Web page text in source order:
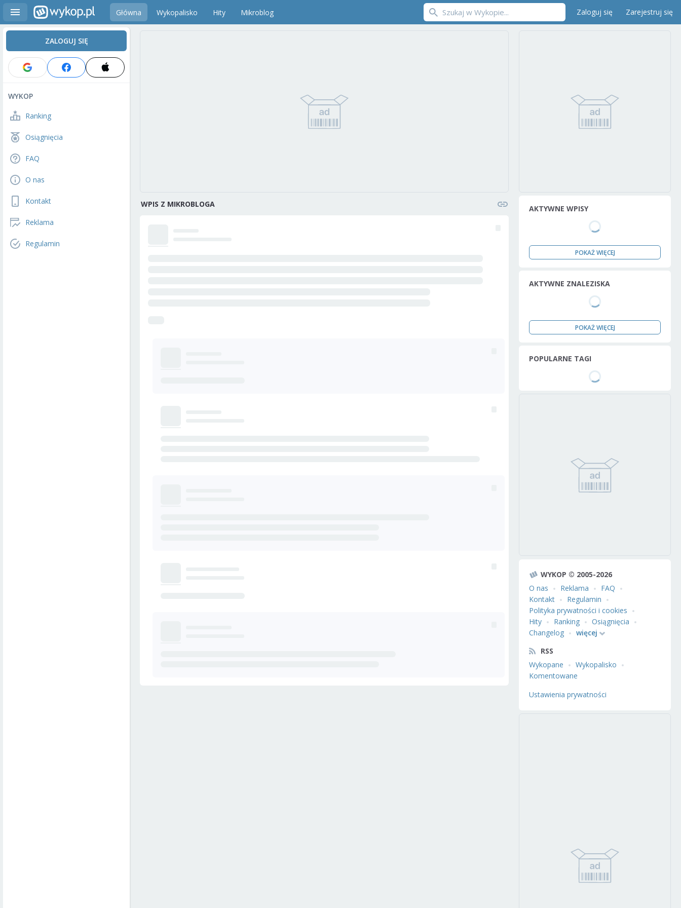
Główna Wykopalisko Hity Mikroblog Zaloguj się Zarejestruj się
ZALOGUJ SIĘ
WYKOP
Ranking
Osiągnięcia
FAQ
O nas
Kontakt
Reklama
Regulamin
WPIS Z MIKROBLOGA AKTYWNE WPISY
POKAŻ WIĘCEJ
AKTYWNE ZNALEZISKA
POKAŻ WIĘCEJ
POPULARNE TAGI
WYKOP © 2005-2026
O nas
Reklama
FAQ
Kontakt
Regulamin
Polityka prywatności i cookies
Hity
Ranking
Osiągnięcia
Changelog
więcej
RSS
Wykopane
Wykopalisko
Komentowane
Ustawienia prywatności